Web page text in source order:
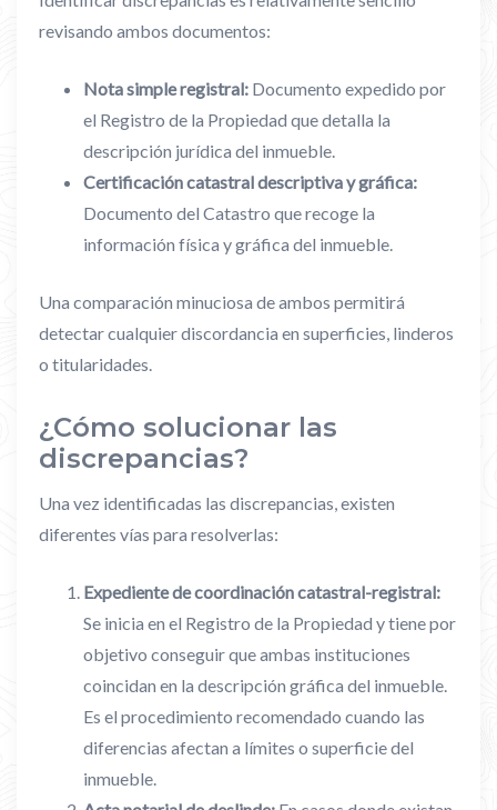
revisando ambos documentos:
Nota simple registral: Documento expedido por
el Registro de la Propiedad que detalla la
descripción jurídica del inmueble.
Certificación catastral descriptiva y gráfica:
Documento del Catastro que recoge la
información física y gráfica del inmueble.
Una comparación minuciosa de ambos permitirá
detectar cualquier discordancia en superficies, linderos
o titularidades.
¿Cómo solucionar las
discrepancias?
Una vez identificadas las discrepancias, existen
diferentes vías para resolverlas:
Expediente de coordinación catastral-registral:
Se inicia en el Registro de la Propiedad y tiene por
objetivo conseguir que ambas instituciones
coincidan en la descripción gráfica del inmueble.
Es el procedimiento recomendado cuando las
diferencias afectan a límites o superficie del
inmueble.